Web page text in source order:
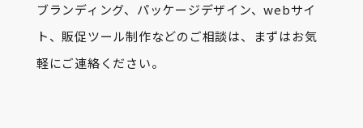
ブランディング、パッケージデザイン、webサイ
ト、販促ツール制作などのご相談は、まずはお気
軽にご連絡ください。